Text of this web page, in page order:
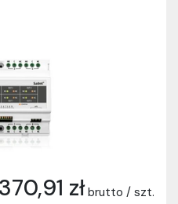
370,91 zł brutto / szt.